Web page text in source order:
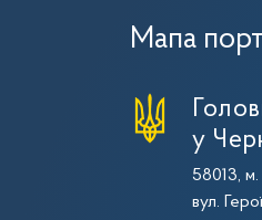
Мапа
у
58013, м.
вул.